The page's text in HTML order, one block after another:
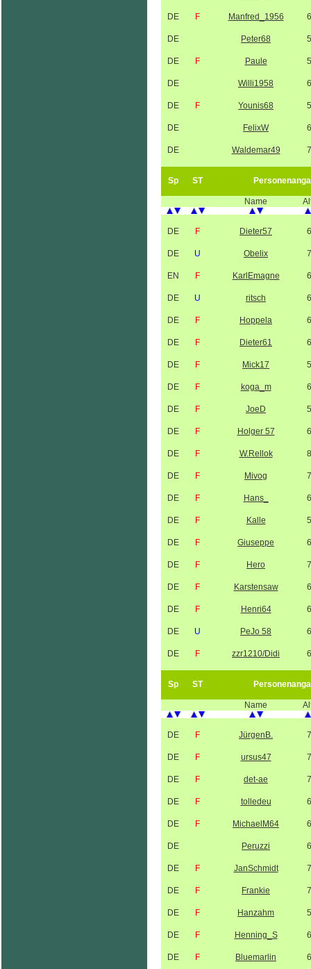
DE F Manfred_1956
DE Peter68
DE F Paule
DE Willi1958
DE F Younis68
DE FelixW
DE Waldemar49
Sp ST
Name
DE F Dieter57
DE U Obelix
EN F KarlEmagne
DE U ritsch
DE F Hoppela
DE F Dieter61
DE F Mick17
DE F koga_m
DE F JoeD
DE F Holger 57
DE F W.Rellok
DE F Mivog
DE F Hans_
DE F Kalle
DE F Giuseppe
DE F Hero
DE F Karstensaw
DE F Henri64
DE U PeJo 58
DE F zzr1210/Didi
Sp ST
Name
DE F JürgenB.
DE F ursus47
DE F det-ae
DE F tolledeu
DE F MichaelM64
DE Peruzzi
DE F JanSchmidt
DE F Frankie
DE F Hanzahm
DE F Henning_S
DE F Bluemarlin